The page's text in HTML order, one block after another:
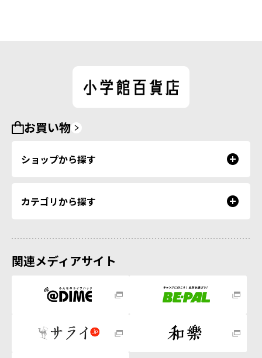
お買い物
ショップから探す
カテゴリから探す
関連メディアサイト